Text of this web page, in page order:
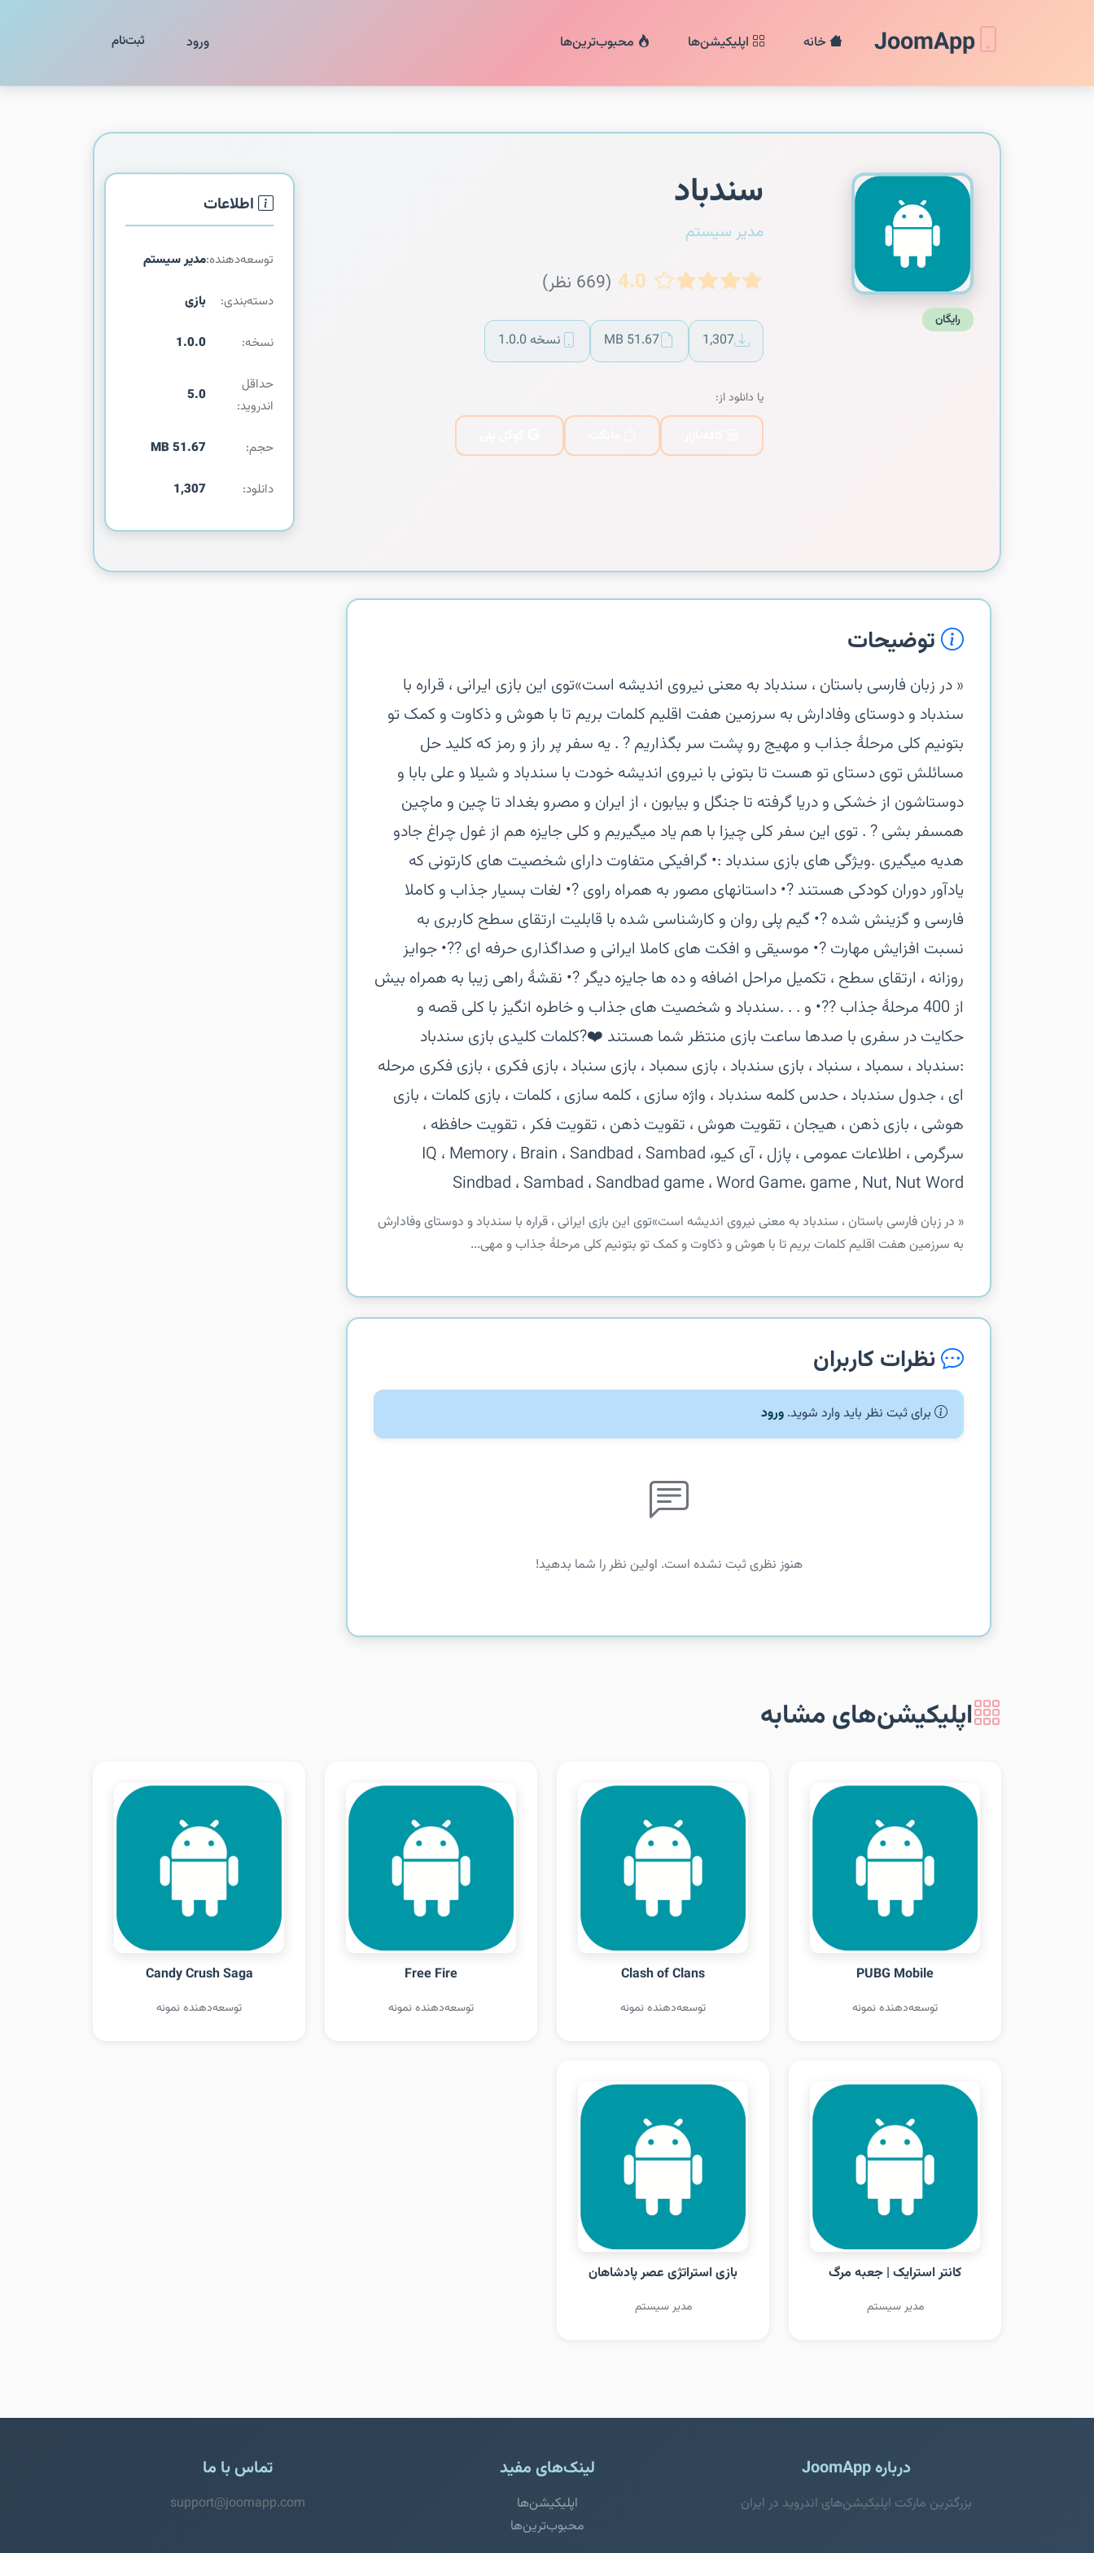
JoomApp خانه اپلیکیشن‌ها محبوب‌ترین‌ها ورود ثبت‌نام
رایگان
سندباد
مدیر سیستم
4.0 (669 نظر)
1,307
51.67 MB نسخه 1.0.0
یا دانلود از:
اطلاعات
توسعه‌دهنده:مدیر سیستم
دسته‌بندی: بازی
نسخه: 1.0.0
حداقل
اندروید:
5.0
حجم: 51.67 MB
دانلود: 1,307
توضیحات
‏‏« در زبان فارسی باستان ، سندباد به معنی نیروی اندیشه است»‏توی این بازی ایرانی ، قراره با
سندباد و دوستای وفادارش به سرزمین هفت اقلیم کلمات بریم تا با هوش و ذکاوت و کمک تو
بتونیم کلی مرحلۀ جذاب و مهیج رو پشت سر بگذاریم ? . یه سفر پر راز و رمز که کلید حل
مسائلش توی دستای تو هست تا بتونی با نیروی اندیشه خودت با سندباد و شیلا و علی بابا و
دوستاشون از خشکی و دریا گرفته تا جنگل و بیابون ، از ایران و مصرو بغداد تا چین و ماچین
همسفر بشی ? . توی این سفر کلی چیزا با هم یاد میگیریم و کلی جایزه هم از غول چراغ جادو
هدیه میگیری .‏ویژگی های بازی سندباد :‏• گرافیکی متفاوت دارای شخصیت های کارتونی که
یادآور دوران کودکی هستند ?‏• داستانهای مصور به همراه راوی ?‏• لغات بسیار جذاب و کاملا
فارسی و گزینش شده ?‏• گیم پلی روان و کارشناسی شده با قابلیت ارتقای سطح کاربری به
نسبت افزایش مهارت ?‏• موسیقی و افکت های کاملا ایرانی و صداگذاری حرفه ای ??‏• جوایز
روزانه ، ارتقای سطح ، تکمیل مراحل اضافه و ده ها جایزه دیگر ?‏• نقشۀ راهی زیبا به همراه بیش
از 400 مرحلۀ جذاب ??‏• و . . .‏سندباد و شخصیت های جذاب و خاطره انگیز با کلی قصه و
حکایت در سفری با صدها ساعت بازی منتظر شما هستند ❤️?‏کلمات کلیدی بازی سندباد
:‏سندباد ، سمباد ، سنباد ، بازی سندباد ، بازی سمباد ، بازی سنباد ، بازی فکری ، بازی فکری مرحله
ای ، جدول سندباد ، حدس کلمه سندباد ، واژه سازی ، کلمه سازی ، کلمات ، بازی کلمات ، بازی
هوشی ، بازی ذهن ، هیجان ، تقویت هوش ، تقویت ذهن ، تقویت فکر ، تقویت حافظه ،
سرگرمی ، اطلاعات عمومی ، پازل ، آی کیوIQ ، Memory ، Brain ، Sandbad ، Sambad ،
Sindbad ، Sambad ، Sandbad game ، Word Game، game , Nut, Nut Word
‏‏« در زبان فارسی باستان ، سندباد به معنی نیروی اندیشه است»‏توی این بازی ایرانی ، قراره با سندباد و دوستای وفادارش
به سرزمین هفت اقلیم کلمات بریم تا با هوش و ذکاوت و کمک تو بتونیم کلی مرحلۀ جذاب و مهی...
نظرات کاربران
برای ثبت نظر باید وارد شوید. ورود
هنوز نظری ثبت نشده است. اولین نظر را شما بدهید!
اپلیکیشن‌های مشابه
PUBG Mobile
توسعه‌دهنده نمونه
Clash of Clans
توسعه‌دهنده نمونه
Free Fire
توسعه‌دهنده نمونه
Candy Crush Saga
توسعه‌دهنده نمونه
کانتر استرایک | جعبه مرگ
مدیر سیستم
بازی استراتژی عصر پادشاهان
مدیر سیستم
درباره JoomApp
بزرگترین مارکت اپلیکیشن‌های اندروید در ایران
لینک‌های مفید
اپلیکیشن‌ها
محبوب‌ترین‌ها
تماس با ما
support@joomapp.com